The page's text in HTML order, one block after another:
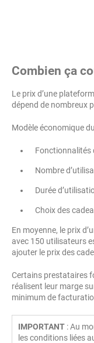
Combien ça
Le prix d’une
dépend de nombreux
Modèle économique
Fonctionnalités
Nombre
Durée
Choix des
En moyenne, le prix
avec 150 utilisateurs
ajouter le prix des
Certains prestataires
réalisent leur marge
minimum de
IMPORTANT : Au
les conditions liées